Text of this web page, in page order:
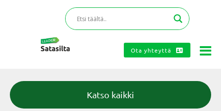
Ota yhteyttä
Katso kaikki